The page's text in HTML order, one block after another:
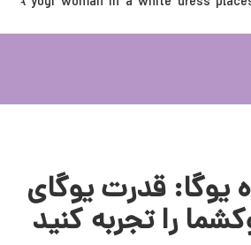
یوگا: قدرت یوگای
را تجربه کنید